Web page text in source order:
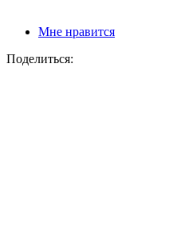
Мне нравится
Поделиться: